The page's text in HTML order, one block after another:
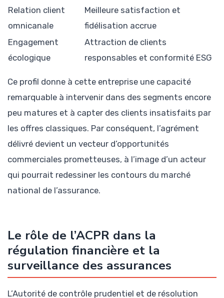
Relation client
omnicanale
Meilleure satisfaction et
fidélisation accrue
Engagement
écologique
Attraction de clients
responsables et conformité ESG
Ce profil donne à cette entreprise une capacité
remarquable à intervenir dans des segments encore
peu matures et à capter des clients insatisfaits par
les offres classiques. Par conséquent, l’agrément
délivré devient un vecteur d’opportunités
commerciales prometteuses, à l’image d’un acteur
qui pourrait redessiner les contours du marché
national de l’assurance.
Le rôle de l’ACPR dans la
régulation financière et la
surveillance des assurances
L’Autorité de contrôle prudentiel et de résolution